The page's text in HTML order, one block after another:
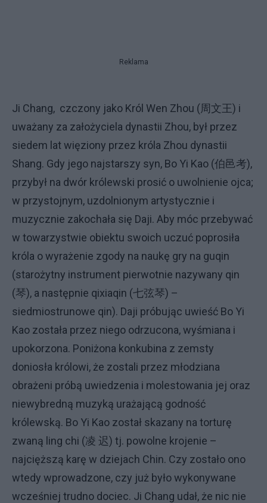
Reklama
Ji Chang, czczony jako Król Wen Zhou (周文王) i
uważany za założyciela dynastii Zhou, był przez
siedem lat więziony przez króla Zhou dynastii
Shang. Gdy jego najstarszy syn, Bo Yi Kao (伯邑考),
przybył na dwór królewski prosić o uwolnienie ojca;
w przystojnym, uzdolnionym artystycznie i
muzycznie zakochała się Daji. Aby móc przebywać
w towarzystwie obiektu swoich uczuć poprosiła
króla o wyrażenie zgody na naukę gry na guqin
(starożytny instrument pierwotnie nazywany qin
(琴), a następnie qixiaqin (七弦琴) –
siedmiostrunowe qin). Daji próbując uwieść Bo Yi
Kao została przez niego odrzucona, wyśmiana i
upokorzona. Poniżona konkubina z zemsty
doniosła królowi, że zostali przez młodziana
obrażeni próbą uwiedzenia i molestowania jej oraz
niewybredną muzyką urażającą godność
królewską. Bo Yi Kao został skazany na torturę
zwaną ling chi (凌 迟) tj. powolne krojenie –
najcięższą karę w dziejach Chin. Czy zostało ono
wtedy wprowadzone, czy już było wykonywane
wcześniej trudno dociec. Ji Chang udał, że nic nie